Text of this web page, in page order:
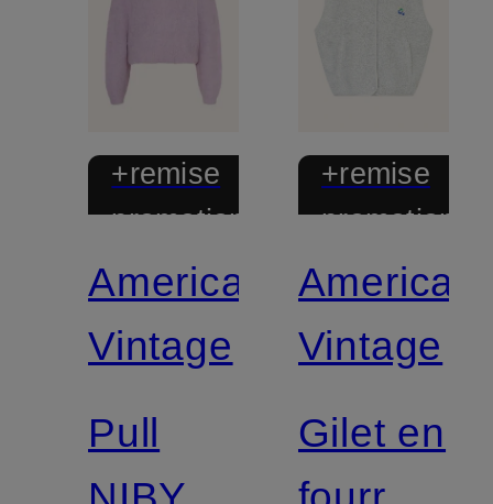
+remise
promotionnelle
American
Vintage
Pull
+remise
American
Vintage
Gilet en